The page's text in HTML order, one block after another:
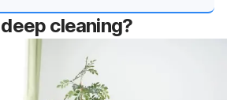
deep cleaning?